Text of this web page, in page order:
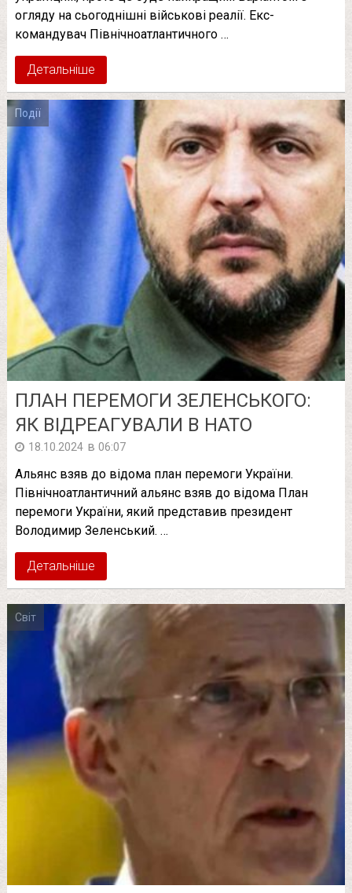
огляду на сьогоднішні військові реалії. Екс-
командувач Північноатлантичного …
Детальніше
Події
ПЛАН ПЕРЕМОГИ ЗЕЛЕНСЬКОГО:
ЯК ВІДРЕАГУВАЛИ В НАТО
18.10.2024 в 06:07
Альянс взяв до відома план перемоги України.
Північноатлантичний альянс взяв до відома План
перемоги України, який представив президент
Володимир Зеленський. …
Детальніше
Світ